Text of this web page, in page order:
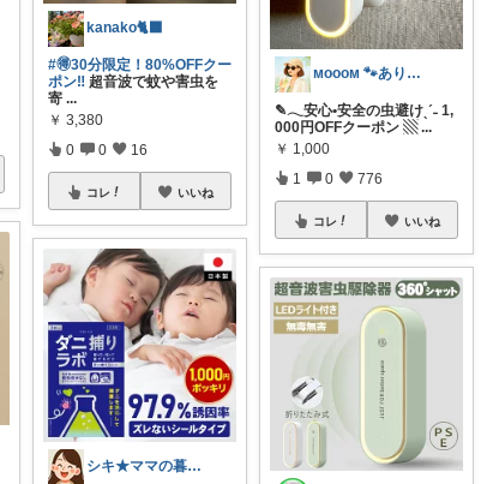
kanako🐈‍⬛
#🉐30分限定！80%OFFクー
ポン‼️ 超音波で蚊や害虫を
寄 ...
￥ 3,380
0 0 16
コレ いいね
シキ★ママの暮らし、キッズ
ᴍᴏᴏᴏᴍ 🐾ありがとうございます🐹
✎𓂃安心•安全の虫避けˎˊ˗ 1,
000円OFFクーポン ▧...
￥ 1,000
1 0 776
コレ いいね